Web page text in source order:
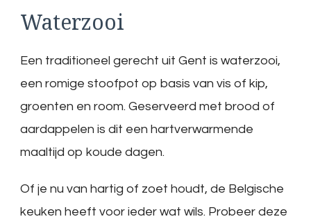
Waterzooi
Een traditioneel gerecht uit Gent is waterzooi,
een romige stoofpot op basis van vis of kip,
groenten en room. Geserveerd met brood of
aardappelen is dit een hartverwarmende
maaltijd op koude dagen.
Of je nu van hartig of zoet houdt, de Belgische
keuken heeft voor ieder wat wils. Probeer deze